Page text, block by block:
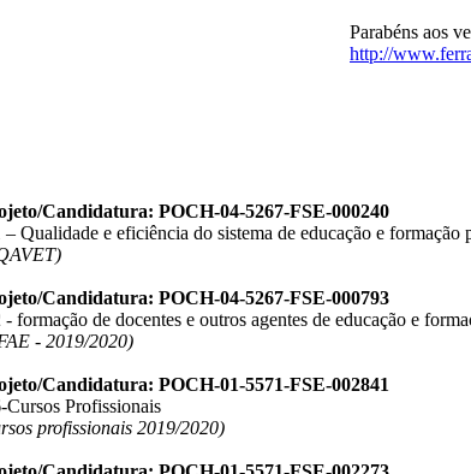
Parabéns aos
http://
Candidatura: POCH-04-5267-FSE-000240
– Qualidade e eficiência do sistema de educação e formação
Candidatura: POCH-04-5267-FSE-000793
- formação de docentes e outros agentes de educação e
- 2019/2020)
Candidatura: POCH-01-5571-FSE-002841
Cursos Profissionais
profissionais 2019/2020)